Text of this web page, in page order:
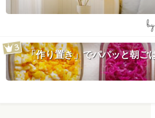
「作り置き」でパパッと朝ご